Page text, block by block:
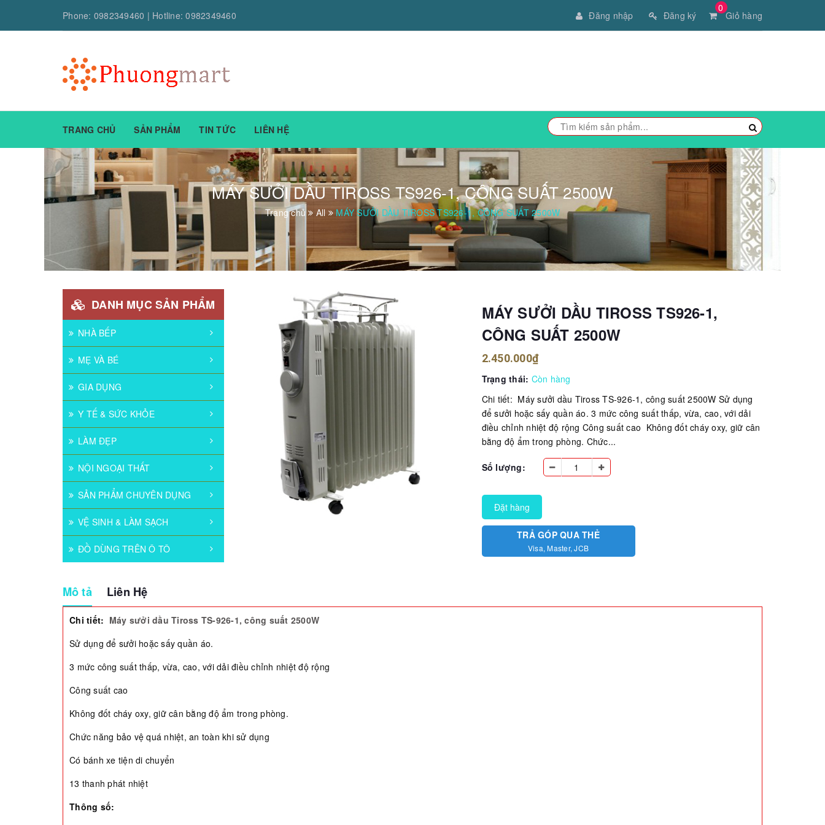
Phone: 0982349460 | Hotline:0982349460
0
Giỏ hàng
Đăng nhập Đăng ký
TRANG CHỦ SẢN PHẨM TIN TỨC LIÊN HỆ
MÁY SƯỞI DẦU TIROSS TS926-1, CÔNG SUẤT 2500W
Trang chủ All MÁY SƯỞI DẦU TIROSS TS926-1, CÔNG SUẤT 2500W
DANH MỤC SẢN PHẨM
NHÀ BẾP
MẸ VÀ BÉ
GIA DỤNG
Y TẾ & SỨC KHỎE
LÀM ĐẸP
NỘI NGOẠI THẤT
SẢN PHẨM CHUYÊN DỤNG
VỆ SINH & LÀM SẠCH
ĐỒ DÙNG TRÊN Ô TÔ
MÁY SƯỞI DẦU TIROSS TS926-1,
CÔNG SUẤT 2500W
2.450.000₫
Trạng thái: Còn hàng
Chi tiết: Máy sưởi dầu Tiross TS-926-1, công suất 2500W Sử dụng
để sưởi hoặc sấy quần áo. 3 mức công suất thấp, vừa, cao, với dải
điều chỉnh nhiệt độ rộng Công suất cao Không đốt cháy oxy, giữ cân
bằng độ ẩm trong phòng. Chức...
Số lượng:
Đặt hàng
TRẢ GÓP QUA THẺ
Visa, Master, JCB
Mô tả Liên Hệ
Chi tiết: Máy sưởi dầu Tiross TS-926-1, công suất 2500W
Sử dụng để sưởi hoặc sấy quần áo.
3 mức công suất thấp, vừa, cao, với dải điều chỉnh nhiệt độ rộng
Công suất cao
Không đốt cháy oxy, giữ cân bằng độ ẩm trong phòng.
Chức năng bảo vệ quá nhiệt, an toàn khi sử dụng
Có bánh xe tiện di chuyển
13 thanh phát nhiệt
Thông số: